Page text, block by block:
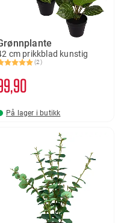
cm prikkblad kunstig
(2)
av 5 mulige
90
På lager i butikk